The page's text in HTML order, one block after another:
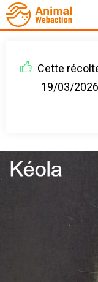
Cette
19/03/